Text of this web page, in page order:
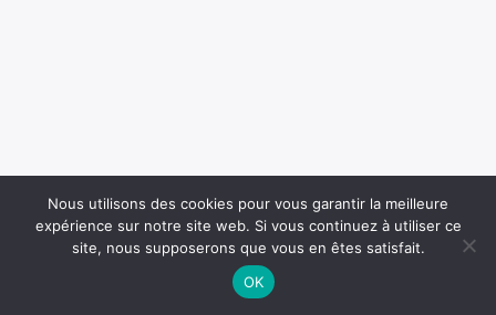
Nous utilisons des cookies pour vous garantir la meilleure
expérience sur notre site web. Si vous continuez à utiliser ce
site, nous supposerons que vous en êtes satisfait.
OK